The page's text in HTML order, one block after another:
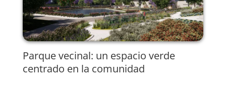
Parque vecinal: un espacio verde
centrado en la comunidad